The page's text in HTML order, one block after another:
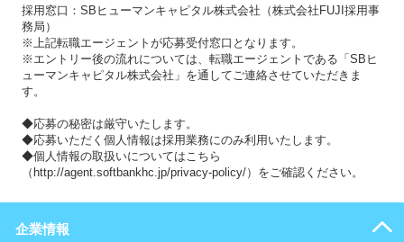
採用窓口：SBヒューマンキャピタル株式会社（株式会社FUJI採用事
務局）
※上記転職エージェントが応募受付窓口となります。
※エントリー後の流れについては、転職エージェントである「SBヒ
ューマンキャピタル株式会社」を通してご連絡させていただきま
す。
◆応募の秘密は厳守いたします。
◆応募いただく個人情報は採用業務にのみ利用いたします。
◆個人情報の取扱いについてはこちら
（http://agent.softbankhc.jp/privacy-policy/）をご確認ください。
企業情報